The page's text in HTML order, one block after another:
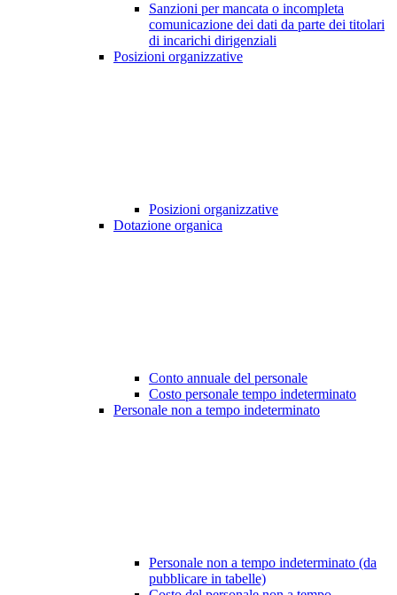
Sanzioni per mancata o incompleta
comunicazione dei dati da parte dei titolari
di incarichi dirigenziali
Posizioni organizzative
Posizioni organizzative
Dotazione organica
Conto annuale del personale
Costo personale tempo indeterminato
Personale non a tempo indeterminato
Personale non a tempo indeterminato (da
pubblicare in tabelle)